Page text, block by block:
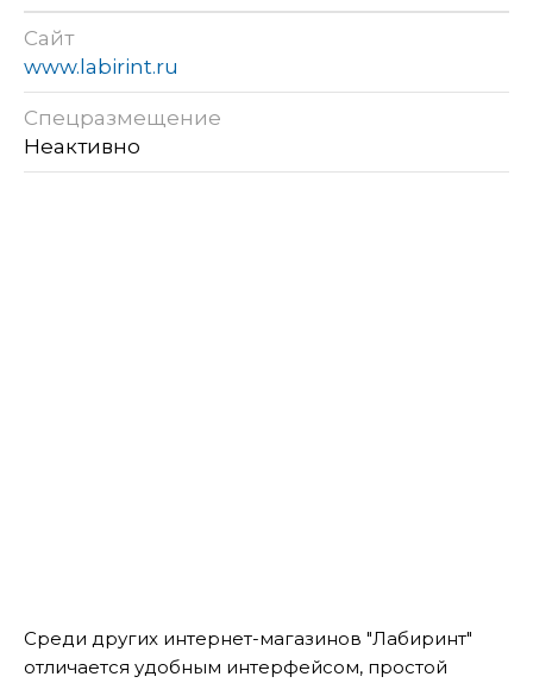
Сайт
www.labirint.ru
Спецразмещение
Неактивно
Среди других интернет-магазинов "Лабиринт"
отличается удобным интерфейсом, простой